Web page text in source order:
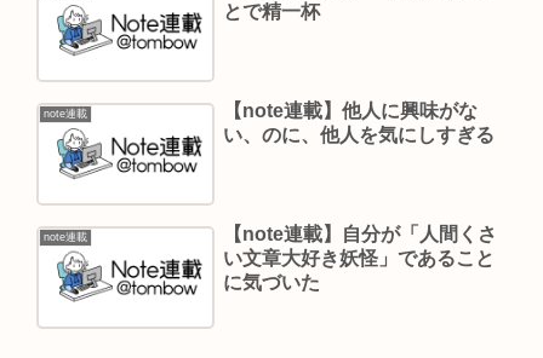
とで精一杯
note連載
【note連載】他人に興味がな
い、のに、他人を気にしすぎる
note連載
【note連載】自分が「人間くさ
い文章大好き妖怪」であること
に気づいた